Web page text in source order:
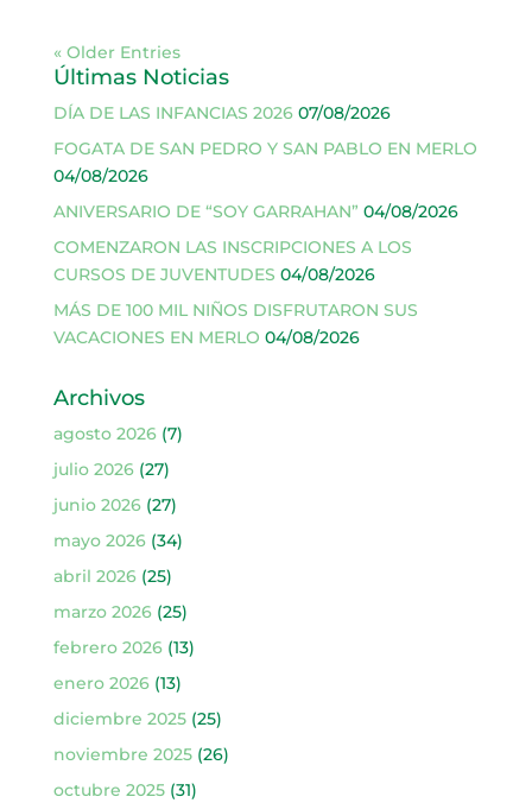
« Older Entries
Últimas Noticias
DÍA DE LAS INFANCIAS 2026 07/08/2026
FOGATA DE SAN PEDRO Y SAN PABLO EN MERLO
04/08/2026
ANIVERSARIO DE “SOY GARRAHAN” 04/08/2026
COMENZARON LAS INSCRIPCIONES A LOS
CURSOS DE JUVENTUDES 04/08/2026
MÁS DE 100 MIL NIÑOS DISFRUTARON SUS
VACACIONES EN MERLO 04/08/2026
Archivos
agosto 2026(7)
julio 2026(27)
junio 2026(27)
mayo 2026(34)
abril 2026(25)
marzo 2026(25)
febrero 2026(13)
enero 2026(13)
diciembre 2025(25)
noviembre 2025(26)
octubre 2025(31)